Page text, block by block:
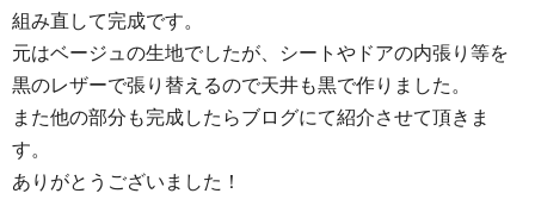
組み直して完成です。
元はベージュの生地でしたが、シートやドアの内張り等を
黒のレザーで張り替えるので天井も黒で作りました。
また他の部分も完成したらブログにて紹介させて頂きま
す。
ありがとうございました！